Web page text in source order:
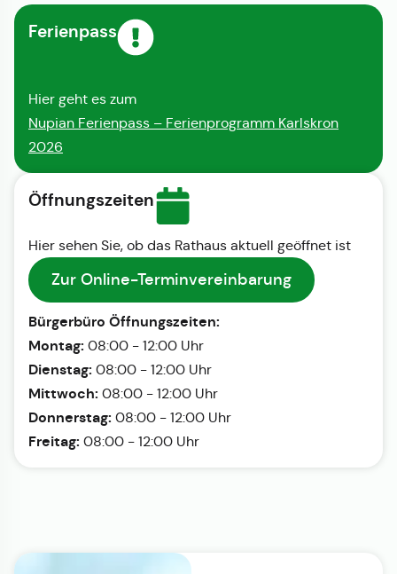
Ferienpass
Hier geht es zum
Nupian Ferienpass – Ferienprogramm Karlskron
2026
Öffnungszeiten
Hier sehen Sie, ob das Rathaus aktuell geöffnet ist
Zur Online-Terminvereinbarung
Bürgerbüro Öffnungszeiten:
Montag: 08:00 - 12:00 Uhr
Dienstag: 08:00 - 12:00 Uhr
Mittwoch: 08:00 - 12:00 Uhr
Donnerstag: 08:00 - 12:00 Uhr
Freitag: 08:00 - 12:00 Uhr